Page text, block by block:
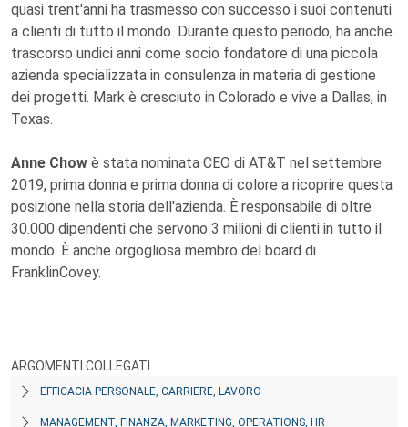
quasi trent'anni ha trasmesso con successo i suoi contenuti
a clienti di tutto il mondo. Durante questo periodo, ha anche
trascorso undici anni come socio fondatore di una piccola
azienda specializzata in consulenza in materia di gestione
dei progetti. Mark è cresciuto in Colorado e vive a Dallas, in
Texas.
Anne Chow è stata nominata CEO di AT&T nel settembre
2019, prima donna e prima donna di colore a ricoprire questa
posizione nella storia dell'azienda. È responsabile di oltre
30.000 dipendenti che servono 3 milioni di clienti in tutto il
mondo. È anche orgogliosa membro del board di
FranklinCovey.
ARGOMENTI COLLEGATI
EFFICACIA PERSONALE, CARRIERE, LAVORO
MANAGEMENT, FINANZA, MARKETING, OPERATIONS, HR